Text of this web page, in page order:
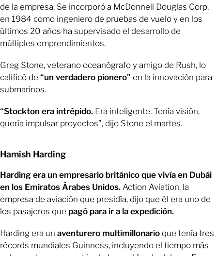
de la empresa. Se incorporó a McDonnell Douglas Corp.
en 1984 como ingeniero de pruebas de vuelo y en los
últimos 20 años ha supervisado el desarrollo de
múltiples emprendimientos.
Greg Stone, veterano oceanógrafo y amigo de Rush, lo
calificó de “un verdadero pionero” en la innovación para
submarinos.
“Stockton era intrépido. Era inteligente. Tenía visión,
quería impulsar proyectos”, dijo Stone el martes.
Hamish Harding
Harding era un empresario británico que vivía en Dubái
en los Emiratos Árabes Unidos. Action Aviation, la
empresa de aviación que presidía, dijo que él era uno de
los pasajeros que pagó para ir a la expedición.
Harding era un aventurero multimillonario que tenía tres
récords mundiales Guinness, incluyendo el tiempo más